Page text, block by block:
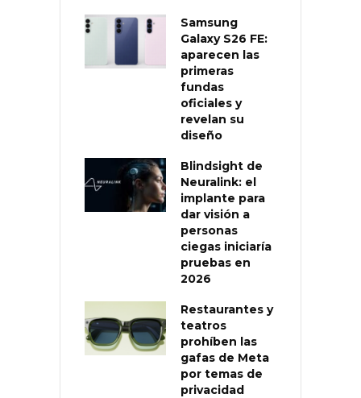
Samsung
Galaxy S26 FE:
aparecen las
primeras
fundas
oficiales y
revelan su
diseño
Blindsight de
Neuralink: el
implante para
dar visión a
personas
ciegas iniciaría
pruebas en
2026
Restaurantes y
teatros
prohíben las
gafas de Meta
por temas de
privacidad